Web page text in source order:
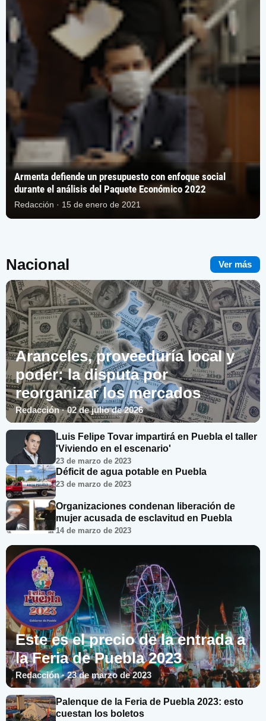
Armenta defiende un presupuesto con enfoque social
durante el análisis del Paquete Económico 2022
Redacción · 15 de enero de 2021
Nacional Ver más
Aranceles, proveeduría local y
poder: la disputa por
reorganizar los mercados
Redacción · 02 de julio de 2026
Luis Felipe Tovar impartirá en Puebla el taller
'Viviendo en el escenario'
23 de marzo de 2023
Déficit de agua potable en Puebla
23 de marzo de 2023
Organizaciones condenan liberación de
mujer acusada de esclavitud en Puebla
14 de marzo de 2023
Este es el precio de la entrada a
la Feria de Puebla 2023
Redacción · 23 de marzo de 2023
Palenque de la Feria de Puebla 2023: esto
cuestan los boletos